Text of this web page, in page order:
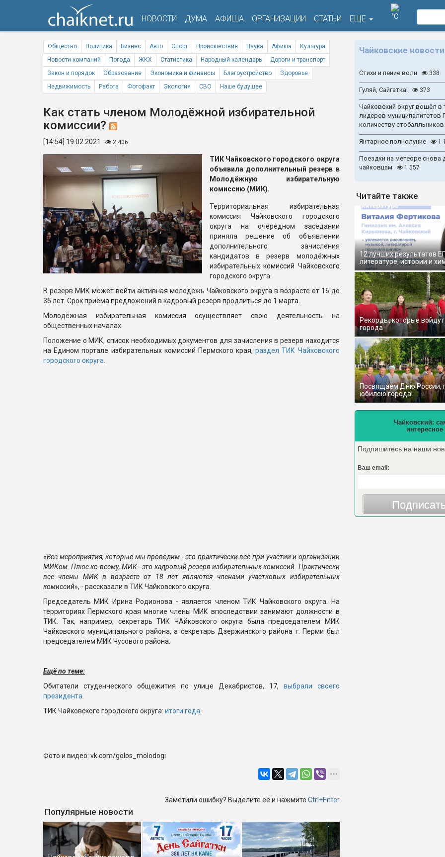
НОВОСТИ ДУМА АФИША ОРГАНИЗАЦИИ СТАТЬИ ЕЩЕ °C
Общество Политика Бизнес Авто Спорт Происшествия Наука Афиша
Культура
Новости компаний
Погода ЖКХ Статистика Народный календарь
Дороги и транспорт
Закон и порядок
Образование Экономика и финансы Благоустройство
Здоровье
Недвижимость
Работа Фотофакт Экология СВО Наше будущее
Как стать членом Молодёжной избирательной
комиссии?
[14:54] 19.02.2021 2 406
ТИК Чайковского городского округа
объявила дополнительный резерв в
Молодёжную избирательную
комиссию (МИК).
Территориальная избирательная
комиссия Чайковского городского
округа на очередном заседании
приняла решение об объявлении
дополнительного зачисления
кандидатов в резерв молодёжных
избирательных комиссий Чайковского
городского округа.
В резерв МИК может войти активная молодёжь Чайковского округа в возрасте от 16 до
35 лет. Срок приёма предложений в кадровый резерв продлиться до 1 марта.
Молодёжная избирательная комиссия осуществляет свою деятельность на
общественных началах.
Положение о МИК, список необходимых документов для зачисления в резерв находится
на Едином портале избирательных комиссий Пермского края,раздел ТИК Чайковского
городского округа
«Все мероприятия, которые мы проводим - это практически всё при участии и организации
МИКом. Плюс ко всему, МИК - это кадровый резерв избирательных комиссий. Практически
все члены МИК в возрасте от 18 лет являются членами участковых избирательных
комиссий», - рассказали в ТИК Чайковского округа.
Председатель МИК Ирина Родионова - является членом ТИК Чайковского округа. На
территориях Пермского края многие члены МИК впоследствии занимают должности в
ТИК. Так, например, секретарь ТИК ЧАйковского округа была председателем МИК
Чайковского муниципального района, а секретарь Дзержинского района г. Перми был
председателем МИК Чусового района.
Ещё по теме:
Обитатели студенческого общежития по улице Декабристов, 17, выбрали своего
президента
ТИК Чайковского городского округа: итоги года
Фото и видео: vk.com/golos_molodogi
Заметили ошибку? Выделите её и нажмите Ctrl+Enter
Популярные новости
Чайковские новости
Стихи и пение волн 338
Гуляй, Сайгатка! 373
Чайковский округ вошёл в
лидеров муниципалитетов
количеству
Янтарное полнолуние 1
Поездки на метеоре снова
чайковцам
1 557
Читайте также
12 лучших результатов
литературе, истории и
Рекорды, которые
города
Посвящаем Дню России,
юбилею города!
Чайковский:
интересное
Подпишитесь на наши
Ваш email: